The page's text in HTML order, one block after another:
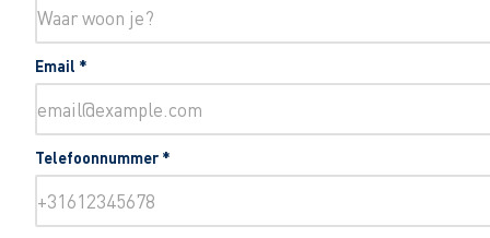
Email *
Telefoonnummer *